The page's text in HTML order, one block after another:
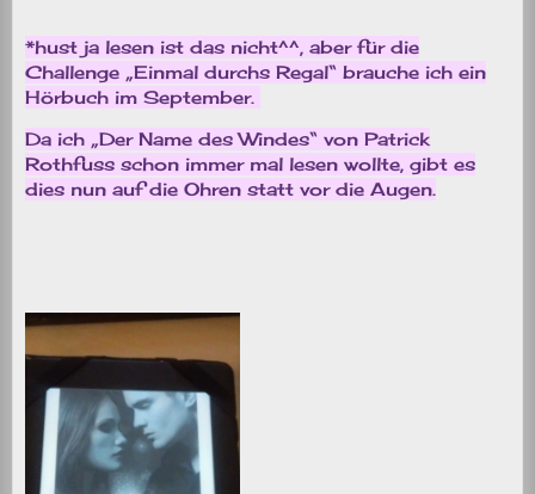
*hust ja lesen ist das nicht^^, aber für die
Challenge „Einmal durchs Regal“ brauche ich ein
Hörbuch im September.
Da ich „Der Name des Windes“ von Patrick
Rothfuss schon immer mal lesen wollte, gibt es
dies nun auf die Ohren statt vor die Augen.